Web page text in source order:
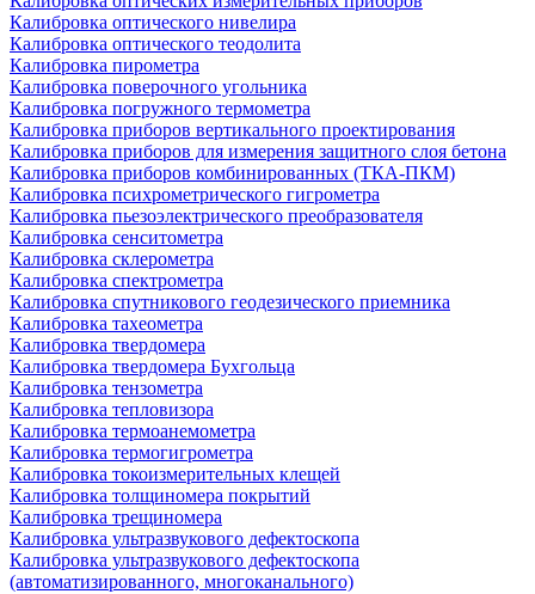
Калибровка оптического нивелира
Калибровка оптического теодолита
Калибровка пирометра
Калибровка поверочного угольника
Калибровка погружного термометра
Калибровка приборов вертикального проектирования
Калибровка приборов для измерения защитного слоя бетона
Калибровка приборов комбинированных (ТКА-ПКМ)
Калибровка психрометрического гигрометра
Калибровка пьезоэлектрического преобразователя
Калибровка сенситометра
Калибровка склерометра
Калибровка спектрометра
Калибровка спутникового геодезического приемника
Калибровка тахеометра
Калибровка твердомера
Калибровка твердомера Бухгольца
Калибровка тензометра
Калибровка тепловизора
Калибровка термоанемометра
Калибровка термогигрометра
Калибровка токоизмерительных клещей
Калибровка толщиномера покрытий
Калибровка трещиномера
Калибровка ультразвукового дефектоскопа
Калибровка ультразвукового дефектоскопа
(автоматизированного, многоканального)